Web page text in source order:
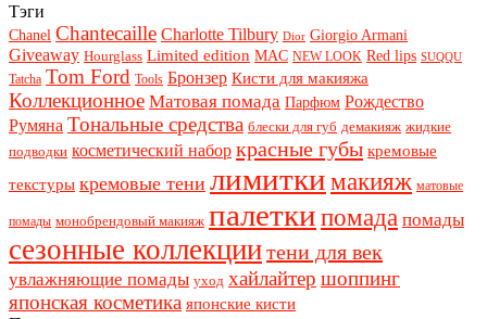
Тэги
Chanel Chantecaille Charlotte Tilbury Dior Giorgio Armani
Giveaway Hourglass Limited edition MAC NEW LOOK Red lips SUQQU
Tatcha Tom Ford Tools Бронзер Кисти для макияжа
Коллекционное Матовая помада Парфюм Рождество
Румяна Тональные средства блески для губ демакияж жидкие
подводки косметический набор красные губы кремовые
текстуры кремовые тени лимиткимакияж матовые
помады монобрендовый макияж палеткипомада помады
сезонные коллекциитени для век
увлажняющие помады уход хайлайтер шоппинг
японская косметика японские кисти